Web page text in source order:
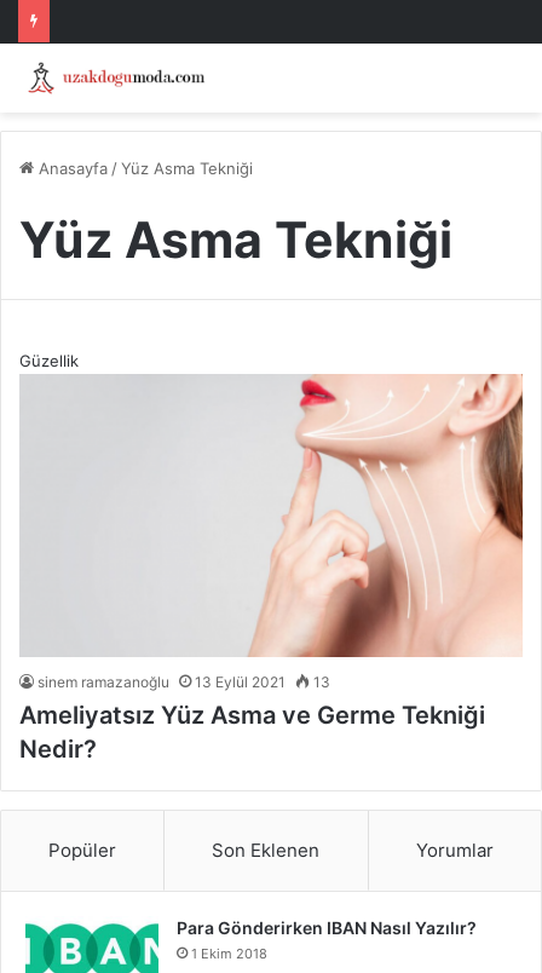
Anasayfa /Yüz Asma Tekniği
Yüz Asma Tekniği
Güzellik
sinem ramazanoğlu 13 Eylül 2021 13
Ameliyatsız Yüz Asma ve Germe Tekniği
Nedir?
Popüler Son Eklenen Yorumlar
Para Gönderirken IBAN Nasıl Yazılır?
1 Ekim 2018